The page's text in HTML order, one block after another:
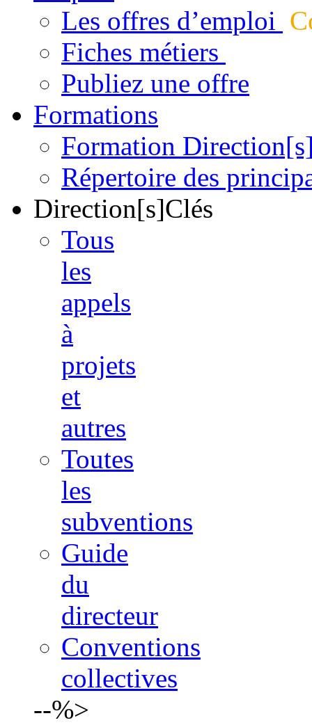
Les offres d’emploi
Fiches métiers
Publiez une offre
Formations
Formation
Répertoire des
Direction[s]Clés
Tous
les
appels
à
projets
et
autres
Toutes
les
subventions
Guide
du
directeur
Conventions
collectives
--%>